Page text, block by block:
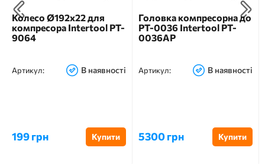
Колесо Ø192х22 для
компресора Intertool PT-
9064
Артикул: В наявності
199 грн Купити
Головка компресорна до
PT-0036 Intertool PT-
0036AP
Артикул: В наявності
5300 грн Купити